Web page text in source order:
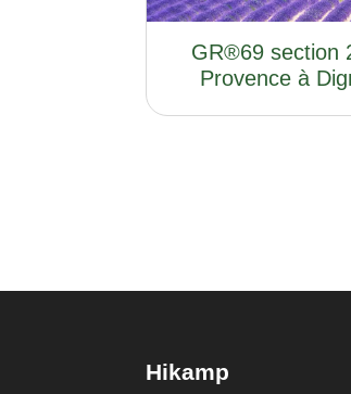
GR®69 section
Provence à
Hikamp